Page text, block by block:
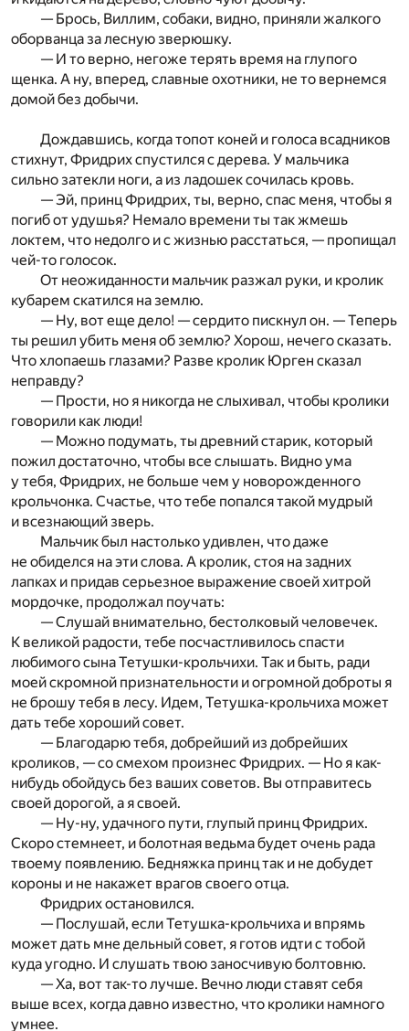
— Брось, Виллим, собаки, видно, приняли жалкого
оборванца за лесную зверюшку.
— И то верно, негоже терять время на глупого
щенка. А ну, вперед, славные охотники, не то вернемся
домой без добычи.
Дождавшись, когда топот коней и голоса всадников
стихнут, Фридрих спустился с дерева. У мальчика
сильно затекли ноги, а из ладошек сочилась кровь.
— Эй, принц Фридрих, ты, верно, спас меня, чтобы я
погиб от удушья? Немало времени ты так жмешь
локтем, что недолго и с жизнью расстаться, — пропищал
чей-то голосок.
От неожиданности мальчик разжал руки, и кролик
кубарем скатился на землю.
— Ну, вот еще дело! — сердито пискнул он. — Теперь
ты решил убить меня об землю? Хорош, нечего сказать.
Что хлопаешь глазами? Разве кролик Юрген сказал
неправду?
— Прости, но я никогда не слыхивал, чтобы кролики
говорили как люди!
— Можно подумать, ты древний старик, который
пожил достаточно, чтобы все слышать. Видно ума
у тебя, Фридрих, не больше чем у новорожденного
крольчонка. Счастье, что тебе попался такой мудрый
и всезнающий зверь.
Мальчик был настолько удивлен, что даже
не обиделся на эти слова. А кролик, стоя на задних
лапках и придав серьезное выражение своей хитрой
мордочке, продолжал поучать:
— Слушай внимательно, бестолковый человечек.
К великой радости, тебе посчастливилось спасти
любимого сына Тетушки-крольчихи. Так и быть, ради
моей скромной признательности и огромной доброты я
не брошу тебя в лесу. Идем, Тетушка-крольчиха может
дать тебе хороший совет.
— Благодарю тебя, добрейший из добрейших
кроликов, — со смехом произнес Фридрих. — Но я как-
нибудь обойдусь без ваших советов. Вы отправитесь
своей дорогой, а я своей.
— Ну-ну, удачного пути, глупый принц Фридрих.
Скоро стемнеет, и болотная ведьма будет очень рада
твоему появлению. Бедняжка принц так и не добудет
короны и не накажет врагов своего отца.
Фридрих остановился.
— Послушай, если Тетушка-крольчиха и впрямь
может дать мне дельный совет, я готов идти с тобой
куда угодно. И слушать твою заносчивую болтовню.
— Ха, вот так-то лучше. Вечно люди ставят себя
выше всех, когда давно известно, что кролики намного
умнее.